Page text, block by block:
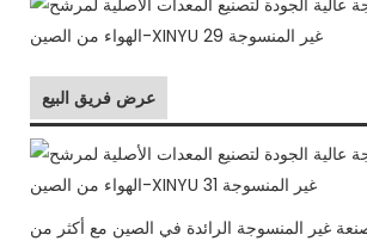
عرض فريق البيع
غير المنسوجة الرائدة في الصين مع أكثر من